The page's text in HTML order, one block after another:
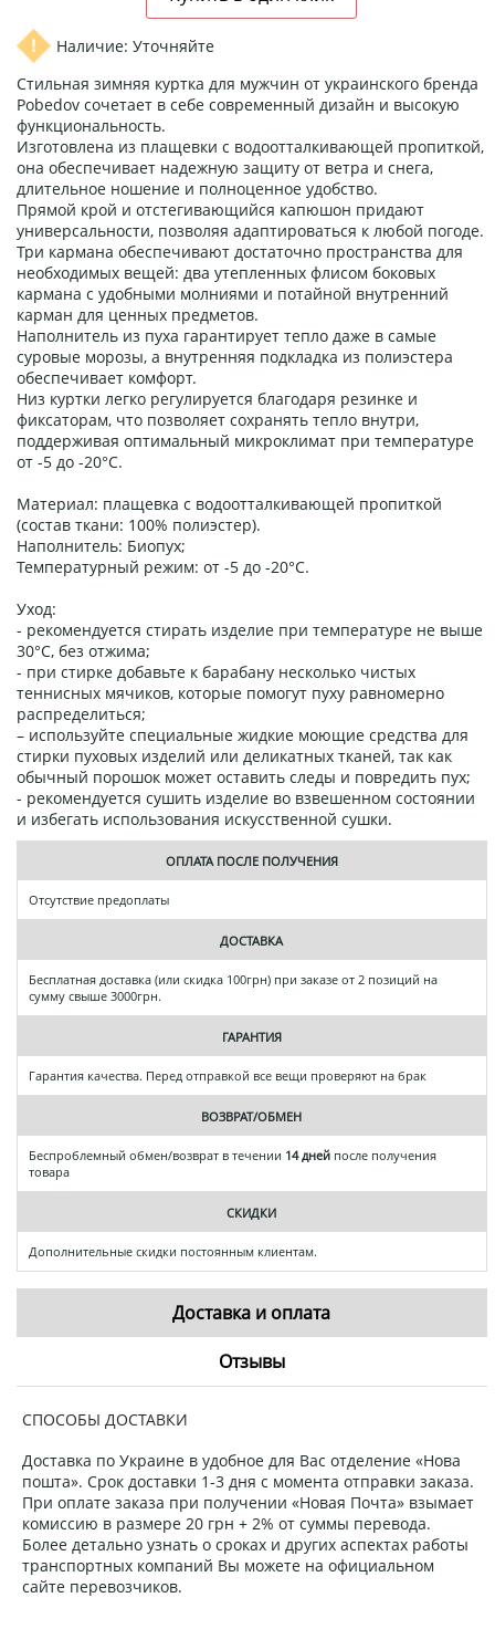
Наличие: Уточняйте
Стильная зимняя куртка для мужчин от украинского бренда
Pobedov сочетает в себе современный дизайн и высокую
функциональность.
Изготовлена ​​из плащевки с водоотталкивающей пропиткой,
она обеспечивает надежную защиту от ветра и снега,
длительное ношение и полноценное удобство.
Прямой крой и отстегивающийся капюшон придают
универсальности, позволяя адаптироваться к любой погоде.
Три кармана обеспечивают достаточно пространства для
необходимых вещей: два утепленных флисом боковых
кармана с удобными молниями и потайной внутренний
карман для ценных предметов.
Наполнитель из пуха гарантирует тепло даже в самые
суровые морозы, а внутренняя подкладка из полиэстера
обеспечивает комфорт.
Низ куртки легко регулируется благодаря резинке и
фиксаторам, что позволяет сохранять тепло внутри,
поддерживая оптимальный микроклимат при температуре
от -5 до -20°C.
Материал: плащевка с водоотталкивающей пропиткой
(состав ткани: 100% полиэстер).
Наполнитель: Биопух;
Температурный режим: от -5 до -20°C.
Уход:
- рекомендуется стирать изделие при температуре не выше
30°C, без отжима;
- при стирке добавьте к барабану несколько чистых
теннисных мячиков, которые помогут пуху равномерно
распределиться;
– используйте специальные жидкие моющие средства для
стирки пуховых изделий или деликатных тканей, так как
обычный порошок может оставить следы и повредить пух;
- рекомендуется сушить изделие во взвешенном состоянии
и избегать использования искусственной сушки.
ОПЛАТА ПОСЛЕ ПОЛУЧЕНИЯ
Отсутствие предоплаты
ДОСТАВКА
Бесплатная доставка (или скидка 100грн) при заказе от 2 позиций на
сумму свыше 3000грн.
ГАРАНТИЯ
Гарантия качества. Перед отправкой все вещи проверяют на брак
ВОЗВРАТ/ОБМЕН
Беспроблемный обмен/возврат в течении 14 дней после получения
товара
СКИДКИ
Дополнительные скидки постоянным клиентам.
Доставка и оплата
Отзывы
СПОСОБЫ ДОСТАВКИ
Доставка по Украине в удобное для Вас отделение «Нова
пошта». Срок доставки 1-3 дня с момента отправки заказа.
При оплате заказа при получении «Новая Почта» взымает
комиссию в размере 20 грн + 2% от суммы перевода.
Более детально узнать о сроках и других аспектах работы
транспортных компаний Вы можете на официальном
сайте перевозчиков.